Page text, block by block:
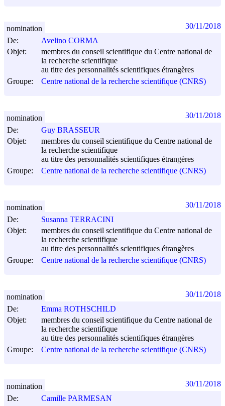
De:
Avelino CORMA
Objet:
membres du conseil scientifique du Centre national de
la recherche scientifique
au titre des personnalités scientifiques étrangères
Groupe:
Centre national de la recherche scientifique (CNRS)
nomination 30/11/2018
De:
Guy BRASSEUR
Objet:
membres du conseil scientifique du Centre national de
la recherche scientifique
au titre des personnalités scientifiques étrangères
Groupe:
Centre national de la recherche scientifique (CNRS)
nomination 30/11/2018
De:
Susanna TERRACINI
Objet:
membres du conseil scientifique du Centre national de
la recherche scientifique
au titre des personnalités scientifiques étrangères
Groupe:
Centre national de la recherche scientifique (CNRS)
nomination 30/11/2018
De:
Emma ROTHSCHILD
Objet:
membres du conseil scientifique du Centre national de
la recherche scientifique
au titre des personnalités scientifiques étrangères
Groupe:
Centre national de la recherche scientifique (CNRS)
nomination 30/11/2018
De:
Camille PARMESAN
nomination 30/11/2018